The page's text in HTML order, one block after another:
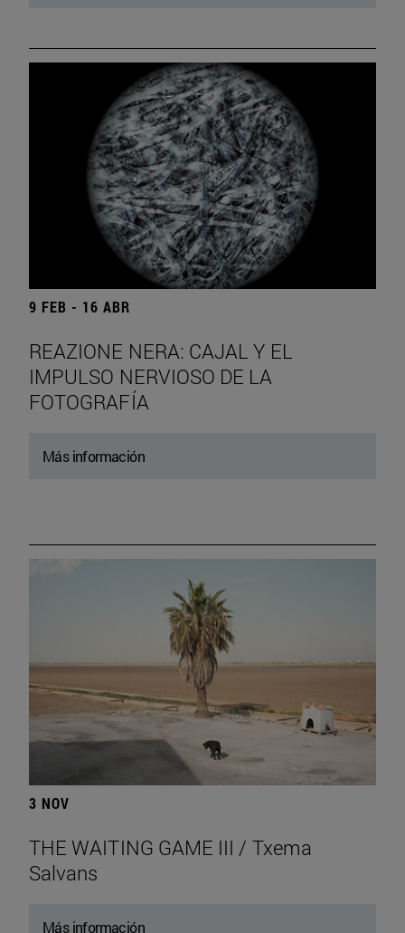
9 FEB - 16 ABR
REAZIONE NERA: CAJAL Y EL
IMPULSO NERVIOSO DE LA
FOTOGRAFÍA
Más información
3 NOV
THE WAITING GAME III / Txema
Salvans
Más información